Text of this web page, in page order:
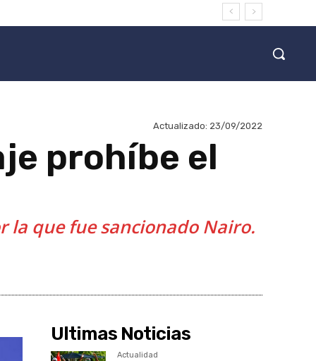
Actualizado: 23/09/2022
prohíbe el
la que fue sancionado Nairo.
Ultimas Noticias
Actualidad